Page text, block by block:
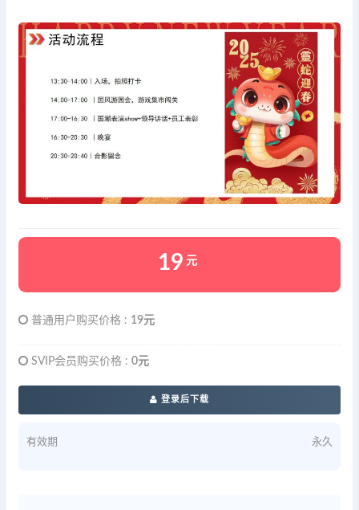
19 元
普通用户购买价格 : 19元
SVIP会员购买价格 : 0元
登录后下载
有效期 永久